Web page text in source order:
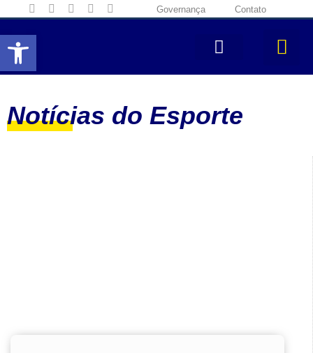
Abrir a barra de ferramentas
Governança Contato
Notícias do Esporte